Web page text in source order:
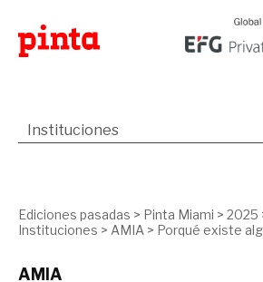
Ediciones pasadas > Pinta Miami > 2025
Instituciones > AMIA > Porqué existe
AMIA